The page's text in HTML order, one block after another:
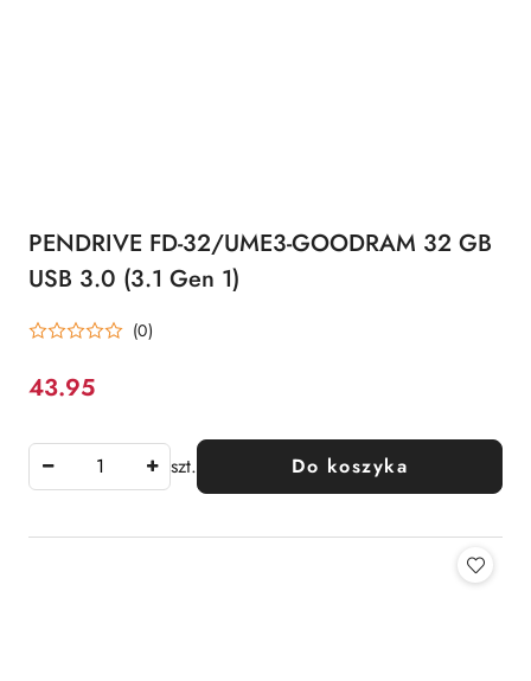
PENDRIVE FD-32/UME3-GOODRAM 32 GB
USB 3.0 (3.1 Gen 1)
(0)
Cena:
43.95
szt. Do koszyka